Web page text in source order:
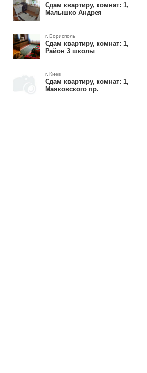
Сдам квартиру, комнат: 1,
Малышко Андрея
г. Борисполь
Сдам квартиру, комнат: 1,
Район 3 школы
г. Киев
Сдам квартиру, комнат: 1,
Маяковского пр.